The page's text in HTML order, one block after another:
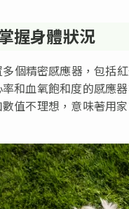
握身體狀況
個精密感應器，包括
和血氧飽和度的感應
值不理想，意味著用